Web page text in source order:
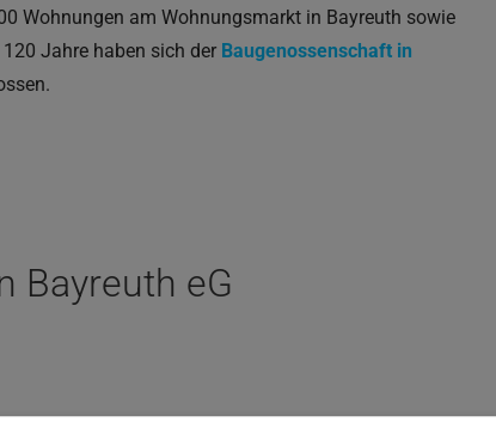
Wohnungen am Wohnungsmarkt in Bayreuth sowie
Jahre haben sich der Baugenossenschaft in
Bayreuth eG